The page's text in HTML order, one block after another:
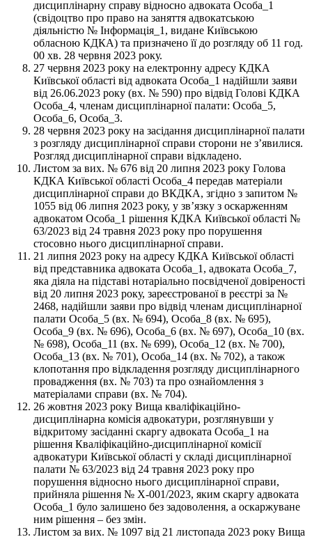
дисциплінарну справу відносно адвоката Особа_1
(свідоцтво про право на заняття адвокатською
діяльністю № Інформація_1, видане Київською
обласною КДКА) та призначено її до розгляду об 11 год.
00 хв. 28 червня 2023 року.
27 червня 2023 року на електронну адресу КДКА
Київської області від адвоката Особа_1 надійшли заяви
від 26.06.2023 року (вх. № 590) про відвід Голові КДКА
Особа_4, членам дисциплінарної палати: Особа_5,
Особа_6, Особа_3.
28 червня 2023 року на засідання дисциплінарної палати
з розгляду дисциплінарної справи сторони не з’явилися.
Розгляд дисциплінарної справи відкладено.
Листом за вих. № 676 від 20 липня 2023 року Голова
КДКА Київської області Особа_4 передав матеріали
дисциплінарної справи до ВКДКА, згідно з запитом №
1055 від 06 липня 2023 року, у зв’язку з оскарженням
адвокатом Особа_1 рішення КДКА Київської області №
63/2023 від 24 травня 2023 року про порушення
стосовно нього дисциплінарної справи.
21 липня 2023 року на адресу КДКА Київської області
від представника адвоката Особа_1, адвоката Особа_7,
яка діяла на підставі нотаріально посвідченої довіреності
від 20 липня 2023 року, зареєстрованої в реєстрі за №
2468, надійшли заяви про відвід членам дисциплінарної
палати Особа_5 (вх. № 694), Особа_8 (вх. № 695),
Особа_9 (вх. № 696), Особа_6 (вх. № 697), Особа_10 (вх.
№ 698), Особа_11 (вх. № 699), Особа_12 (вх. № 700),
Особа_13 (вх. № 701), Особа_14 (вх. № 702), а також
клопотання про відкладення розгляду дисциплінарного
провадження (вх. № 703) та про ознайомлення з
матеріалами справи (вх. № 704).
26 жовтня 2023 року Вища кваліфікаційно-
дисциплінарна комісія адвокатури, розглянувши y
відкритому засіданні скаргу адвоката Особа_1 на
рішення Кваліфікаційно-дисциплінарної комісії
адвокатури Київської області у складі дисциплінарної
палати № 63/2023 від 24 травня 2023 року про
порушення відносно нього дисциплінарної справи,
прийняла рішення № X-001/2023, яким скаргу адвоката
Особа_1 було залишено без задоволення, а оскаржуване
ним рішення – без змін.
Листом за вих. № 1097 від 21 листопада 2023 року Вища